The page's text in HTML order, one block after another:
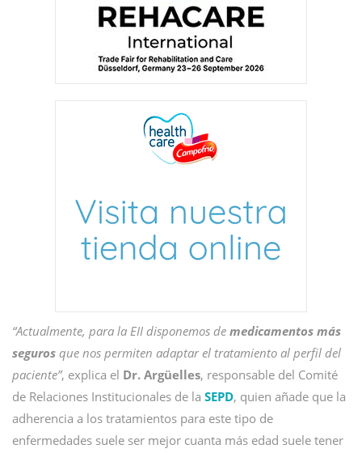
“Actualmente, para la EII disponemos de medicamentos más
seguros que nos permiten adaptar el tratamiento al perfil del
paciente”, explica el Dr. Argüelles, responsable del Comité
de Relaciones Institucionales de la SEPD, quien añade que la
adherencia a los tratamientos para este tipo de
enfermedades suele ser mejor cuanta más edad suele tener